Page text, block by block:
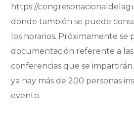
https://
donde también se puede
los horarios. Próximamente se
documentación referente a
conferencias que se
ya hay más de 200 personas
evento.